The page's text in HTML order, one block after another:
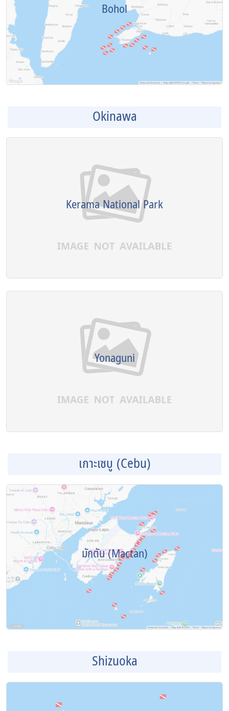
Bohol
Okinawa
Kerama National Park
Yonaguni
เกาะเซบู (Cebu)
มักตัน (Mactan)
Shizuoka